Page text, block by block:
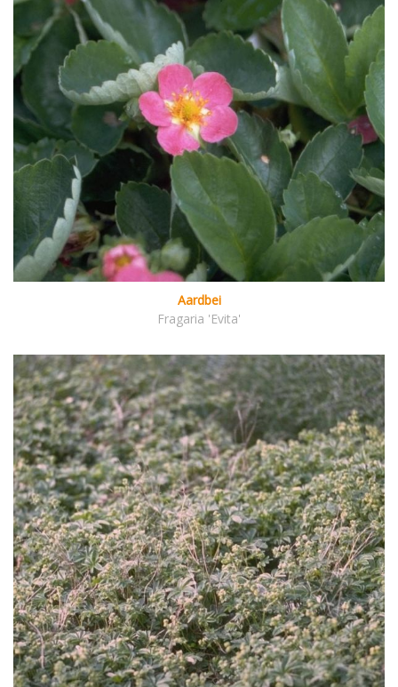
Aardbei
Fragaria 'Evita'